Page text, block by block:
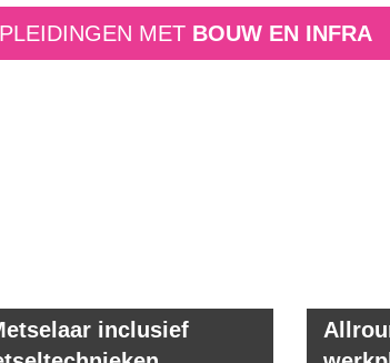
MET BOUW EN INFRA
inclusief